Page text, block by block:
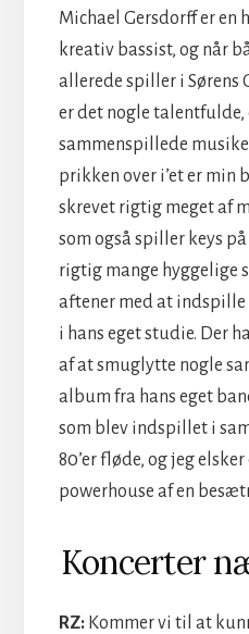
Michael Gersdorff er
kreativ bassist, og når
allerede spiller i Sørens
er det nogle talentfulde,
sammenspillede
prikken over i’et er min
skrevet rigtig meget af
som også spiller keys
rigtig mange hyggelige
aftener med at
i hans eget studie. Der
af at smuglytte nogle
album fra hans eget
som blev indspillet i
80’er fløde, og jeg
powerhouse af en
Koncerter
RZ: Kommer vi til at